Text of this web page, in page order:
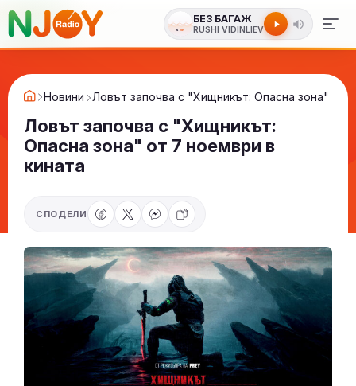
БЕЗ БАГАЖ
RUSHI VIDINLIEV
Новини Ловът започва с "Хищникът: Опасна зона" от
Ловът започва с "Хищникът:
Опасна зона" от 7 ноември в
кината
СПОДЕЛИ